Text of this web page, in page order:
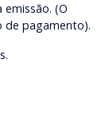
emissão. (O
de pagamento).